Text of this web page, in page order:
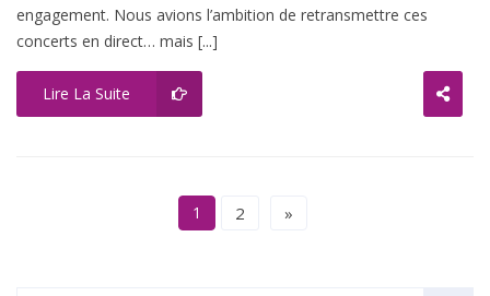
engagement. Nous avions l’ambition de retransmettre ces
concerts en direct… mais [...]
Lire La Suite
1 2 »